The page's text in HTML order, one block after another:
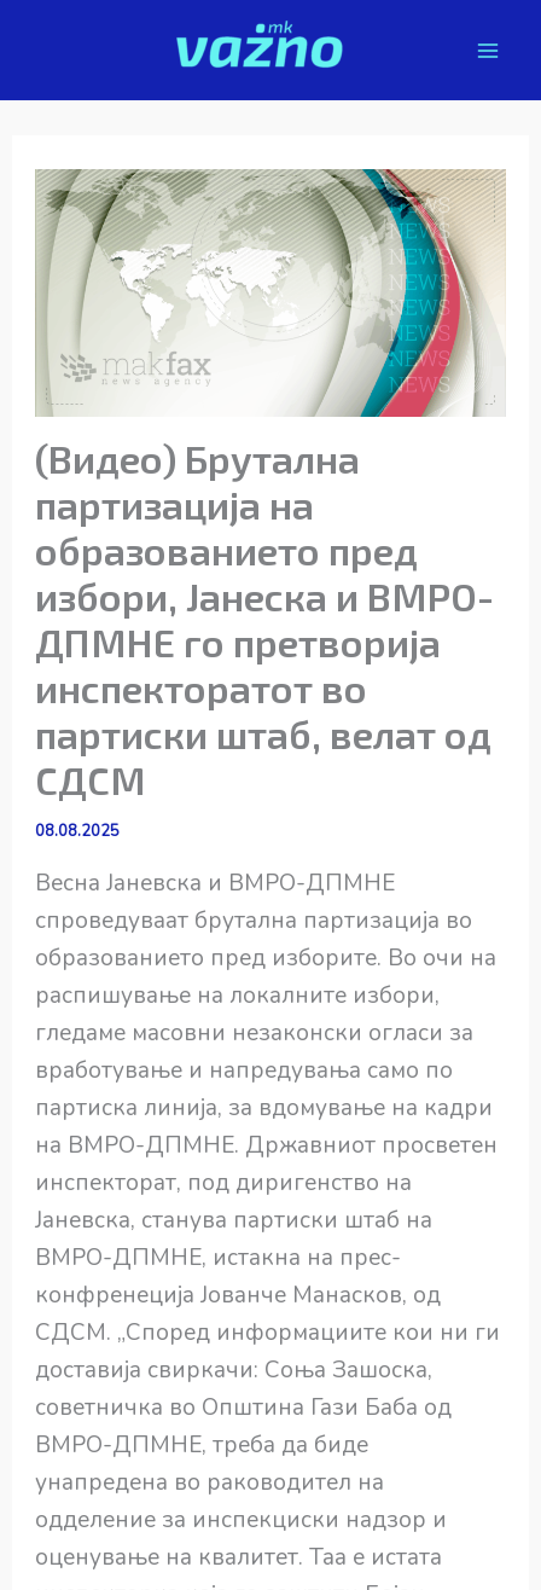
(Видео) Брутална
партизација на
образованието пред
избори, Јанеска и ВМРО-
ДПМНЕ го претворија
инспекторатот во
партиски штаб, велат од
СДСМ
08.08.2025
Весна Јаневска и ВМРО-ДПМНЕ
спроведуваат брутална партизација во
образованието пред изборите. Во очи на
распишување на локалните избори,
гледаме масовни незаконски огласи за
вработување и напредувања само по
партиска линија, за вдомување на кадри
на ВМРО-ДПМНЕ. Државниот просветен
инспекторат, под диригенство на
Јаневска, станува партиски штаб на
ВМРО-ДПМНЕ, истакна на прес-
конфренеција Јованче Манасков, од
СДСМ. „Според информациите кои ни ги
доставија свиркачи: Соња Зашоска,
советничка во Општина Гази Баба од
ВМРО-ДПМНЕ, треба да биде
унапредена во раководител на
одделение за инспекциски надзор и
оценување на квалитет. Таа е истата